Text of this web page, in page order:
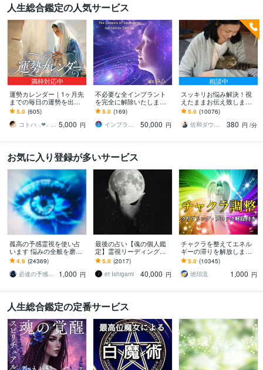
人生総合鑑定の人気サービス
満枠対応中
運勢カレンダー｜1ヶ月先
までの毎日の運勢を出し
ます 30日×500字のおよそ
1万5千文字で細かく詳細
に記します
5.0 (605)
コトハ ⸜❤︎⸝ 新サービス提供開始✨️ 5,000 円
不必要な全インプラント
を完全に解除いたします
インプラント全解除創始
者 × 魂の解放・カルマ浄
化・能力開花
5.0 (169)
インプラント全解除創始者｜魂王DaI⭐︎
50,000 円
相談中
スッキリお悩み解決！視
えたままお伝え致します
恋愛、結婚、人間関係、
仕事、人生、ペットの気
持ち等◎祈願付き
5.0 (10076)
佐和ダウジング＆スピリットメンター
380 円 /分
お気に入り登録が多いサービス
孤高の予感霊視を使い占
います 悩みの全般を磨き
上げ、研ぎ澄ました予感
より霊視により導きます
4.9 (24369)
必達の予感霊視 渡邊 潤一
1,000 円
最後の占い【魂の個人鑑
定】霊視リーディング承
ります 運命の地図を手
に、輝く人生を創る｜魂
の全体像を紐解く鑑定
5.0 (2017)
et Ishigami
40,000 円
チャクラを整えてエネル
ギーの滞りを解放します 7
割超リピート！人生を変
えたい人のエネルギー調
整
5.0 (10345)
琥珀流
1,000 円
人生総合鑑定の定番サービス